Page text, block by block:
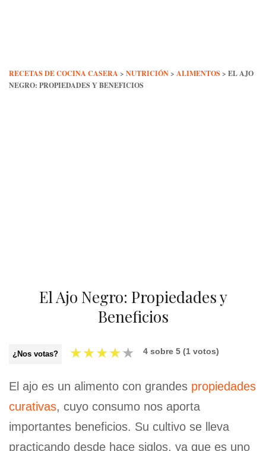
RECETAS DE COCINA CASERA > NUTRICIÓN> ALIMENTOS > EL AJO
NEGRO: PROPIEDADES Y BENEFICIOS
El Ajo Negro: Propiedades y
Beneficios
¿Nos votas? ★★★★★ 4 sobre 5 (1 votos)
El ajo es un alimento con grandes propiedades
curativas, cuyo consumo nos aporta
importantes beneficios. Su cultivo se lleva
practicando desde hace siglos, ya que es uno